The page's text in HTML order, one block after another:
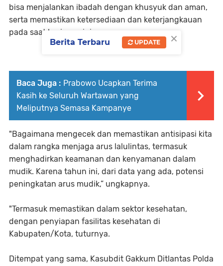
bisa menjalankan ibadah dengan khusyuk dan aman,
serta memastikan ketersediaan dan keterjangkauan
pada saat hari raya ini.
Baca Juga : Prabowo Ucapkan Terima
Kasih ke Seluruh Wartawan yang
Meliputnya Semasa Kampanye
"Bagaimana mengecek dan memastikan antisipasi kita
dalam rangka menjaga arus lalulintas, termasuk
menghadirkan keamanan dan kenyamanan dalam
mudik. Karena tahun ini, dari data yang ada, potensi
peningkatan arus mudik,” ungkapnya.
"Termasuk memastikan dalam sektor kesehatan,
dengan penyiapan fasilitas kesehatan di
Kabupaten/Kota, tuturnya.
Ditempat yang sama, Kasubdit Gakkum Ditlantas Polda
×
Berita Terbaru UPDATE